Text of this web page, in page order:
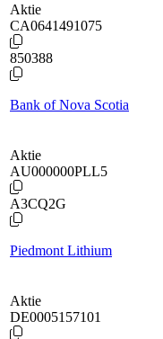
Aktie
CA0641491075
850388
Bank of Nova Scotia
Aktie
AU000000PLL5
A3CQ2G
Piedmont Lithium
Aktie
DE0005157101